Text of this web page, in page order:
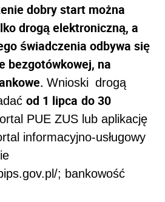
dobry start można
drogą elektroniczną, a
świadczenia odbywa się
bezgotówkowej, na
Wnioski drogą
od 1 lipca do 30
PUE ZUS lub aplikację
informacyjno-usługowy
; bankowość